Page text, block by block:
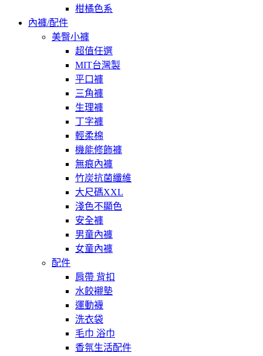
柑橘色系
內褲/配件
美臀小褲
超值任選
MIT台灣製
平口褲
三角褲
生理褲
丁字褲
輕柔棉
機能修飾褲
無痕內褲
竹炭抗菌纖維
大尺碼XXL
淺色不顯色
安全褲
男童內褲
女童內褲
配件
肩帶 背扣
水餃襯墊
運動襪
洗衣袋
毛巾 浴巾
香氛生活配件